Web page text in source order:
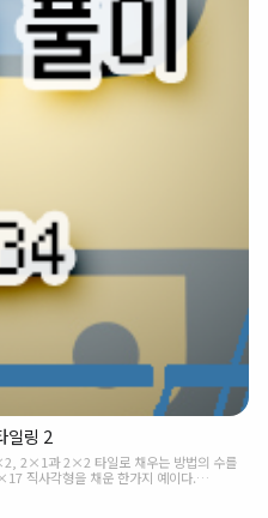
일링 2
2×1과 2×2 타일로 채우는 방법의 수를
직사각형을 채운 한가지 예이다.
링 2 [파이썬(python) - DP] 2×n 직사
를 구하는 프로그램을 작성하시오. 아래